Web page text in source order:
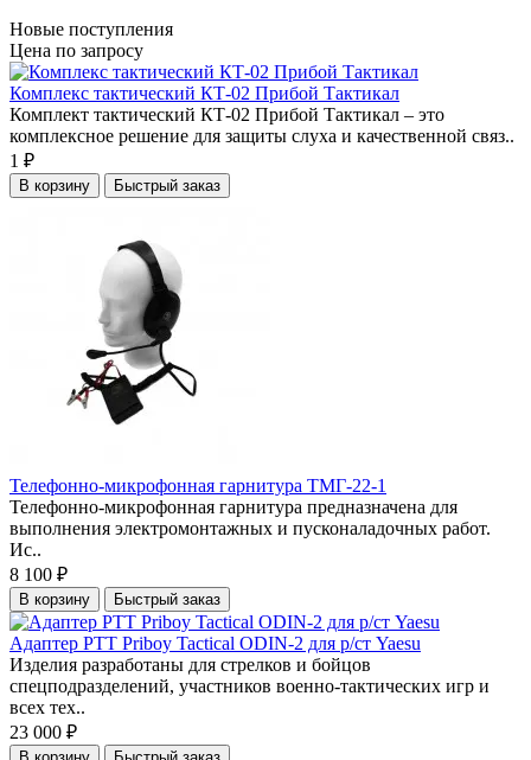
Новые поступления
Цена по запросу
Комплекс тактический КТ-02 Прибой Тактикал
Комплект тактический КТ-02 Прибой Тактикал – это
комплексное решение для защиты слуха и качественной связ..
1 ₽
В корзину Быстрый заказ
Телефонно-микрофонная гарнитура ТМГ-22-1
Телефонно-микрофонная гарнитура предназначена для
выполнения электромонтажных и пусконаладочных работ.
Ис..
8 100 ₽
В корзину Быстрый заказ
Адаптер PTT Priboy Tactical ODIN-2 для р/ст Yaesu
Изделия разработаны для стрелков и бойцов
спецподразделений, участников военно-тактических игр и
всех тех..
23 000 ₽